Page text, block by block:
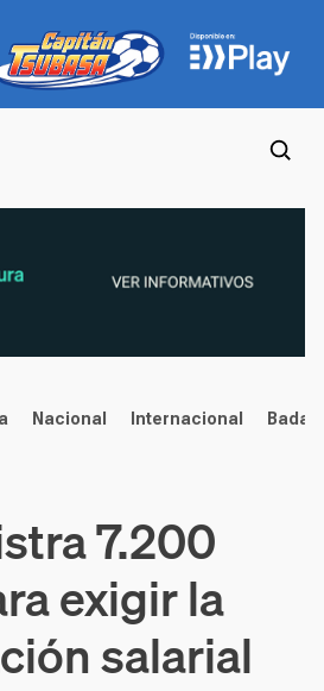
Nacional Internacional
7.200
exigir la
salarial